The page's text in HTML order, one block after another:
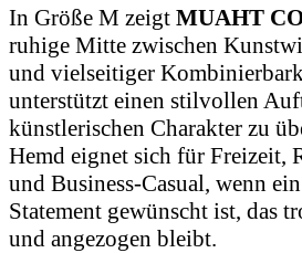
In Größe M zeigt MUAHT
ruhige Mitte zwischen
und vielseitiger
unterstützt einen stilvollen
künstlerischen Charakter zu
Hemd eignet sich für Freizeit,
und Business-Casual, wenn
Statement gewünscht ist, das
und angezogen bleibt.